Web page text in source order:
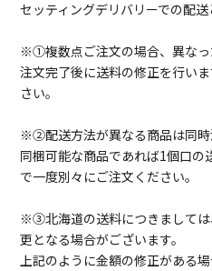
セッティングデリバリーでの配送
※①複数点ご注文の場合、異な
注文完了後に送料の修正を行い
さい。
※②配送方法が異なる商品は同時
同梱可能な商品であれば1個口の
で一度別々にご注文ください。
※③北海道の送料につきまして
更となる場合がございます。
上記のように金額の修正がある